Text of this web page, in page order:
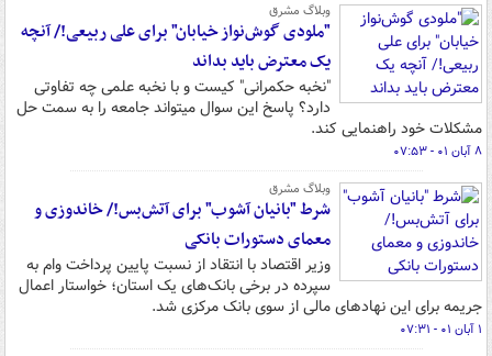
وبلاگ مشرق
"ملودی گوش‌نواز خیابان" برای علی ربیعی!/ آنچه
یک معترض باید بداند
"نخبه حکمرانی" کیست و با نخبه علمی چه تفاوتی
دارد؟ پاسخ این سوال میتواند جامعه را به سمت حل
مشکلات خود راهنمایی کند.
۸ آبان ۰۱ - ۰۷:۵۳
وبلاگ مشرق
شرط "بانیان آشوب" برای آتش‌بس!/ خاندوزی و
معمای دستورات بانکی
وزیر اقتصاد با انتقاد از نسبت پایین پرداخت وام به
سپرده در برخی بانک‌های یک استان؛ خواستار اعمال
جریمه برای این نهادهای مالی از سوی بانک مرکزی شد.
۱ آبان ۰۱ - ۰۷:۳۱